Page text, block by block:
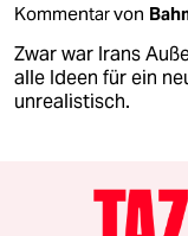
Kommentar von
Zwar war Irans
alle Ideen für ein
unrealistisch.